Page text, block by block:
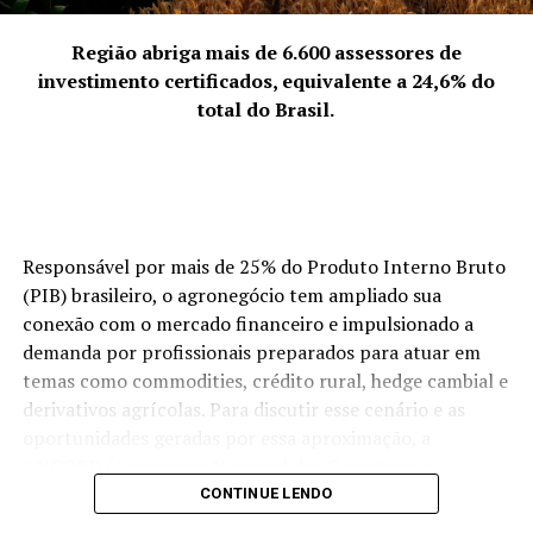
fotos dos animais”
Outra dica importante de Carol é “O Marrocos encanta
por sua autenticidade e diversidade. Recomendamos que
​ 4. Transporte
Os principais aeroportos internacionais estão em
Casablanca, Marrakesh, Tanger, Agadir e Fez.
“Considerando os desafios de dirigir, aconselhamos a
Região abriga mais de 6.600 assessores de
investimento certificados, equivalente a 24,6% do
total do Brasil.
Responsável por mais de 25% do Produto Interno Bruto
(PIB) brasileiro, o agronegócio tem ampliado sua
conexão com o mercado financeiro e impulsionado a
demanda por profissionais preparados para atuar em
temas como commodities, crédito rural, hedge cambial e
derivativos agrícolas. Para discutir esse cenário e as
Distribuidoras de Títulos e Valores Mobiliários, Câmbio e
CONTINUE LENDO